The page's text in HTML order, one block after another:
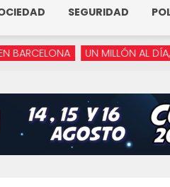
SEGURIDAD
UN MILLÓN AL DÍA, EL GASTO EN